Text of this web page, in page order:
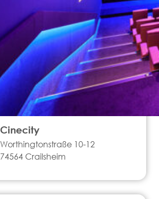
Cinecity
Worthingtonstraße 10-12
74564 Crailsheim